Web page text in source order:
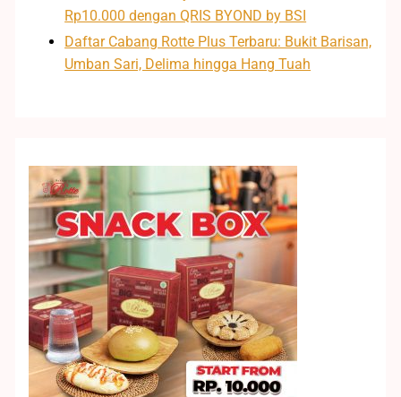
Rp10.000 dengan QRIS BYOND by BSI
Daftar Cabang Rotte Plus Terbaru: Bukit Barisan,
Umban Sari, Delima hingga Hang Tuah